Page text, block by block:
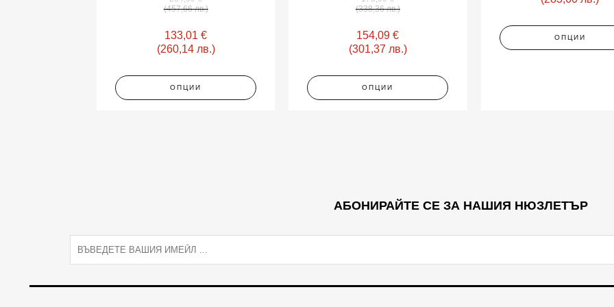
(457,66 лв.)
133,01€
(260,14 лв.)
ОПЦИИ
(338,36 лв.)
154,09€
(301,37 лв.)
ОПЦИИ
ОПЦИИ
АБОНИРАЙТЕ СЕ ЗА НАШИЯ НЮЗЛЕТЪР
i